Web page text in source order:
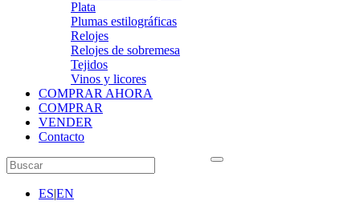
Plata
Plumas estilográficas
Relojes
Relojes de sobremesa
Tejidos
Vinos y licores
COMPRAR AHORA
COMPRAR
VENDER
Contacto
ES|EN